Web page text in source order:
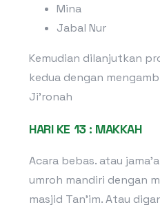
Mina
Jabal Nur
Kemudian dilanjutkan
kedua dengan
Ji’ronah
HARI KE 13 : MAKKAH
Acara bebas. atau
umroh mandiri dengan
masjid Tan’im. Atau